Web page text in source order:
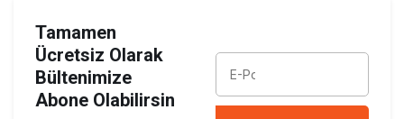
Tamamen
Ücretsiz Olarak
Bültenimize
Abone Olabilirsin